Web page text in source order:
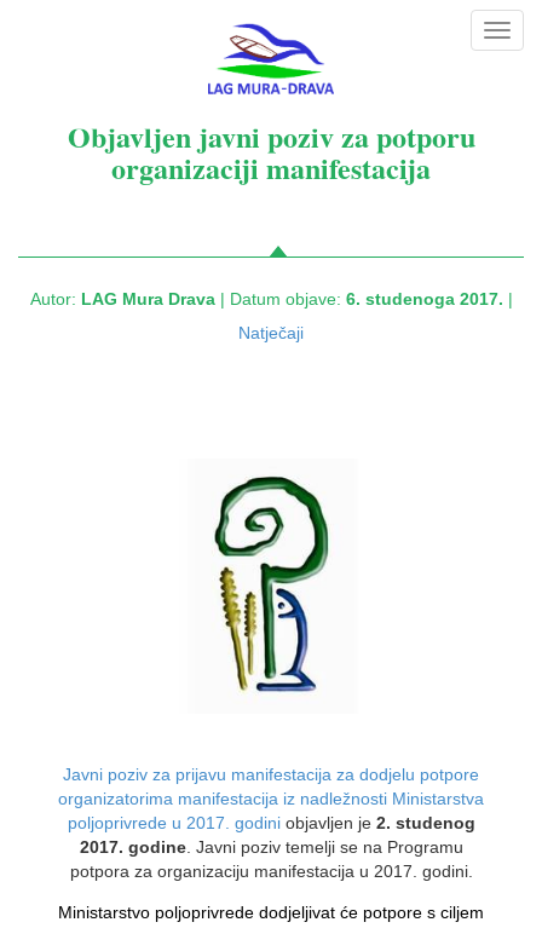
Objavljen javni poziv za potporu
organizaciji manifestacija
Autor: LAG Mura Drava| Datum objave: 6. studenoga 2017. |
Natječaji
Javni poziv za prijavu manifestacija za dodjelu potpore
organizatorima manifestacija iz nadležnosti Ministarstva
poljoprivrede u 2017. godiniobjavljen je 2. studenog
2017. godine. Javni poziv temelji se na Programu
potpora za organizaciju manifestacija u 2017. godini.
Ministarstvo poljoprivrede dodjeljivat će potpore s ciljem